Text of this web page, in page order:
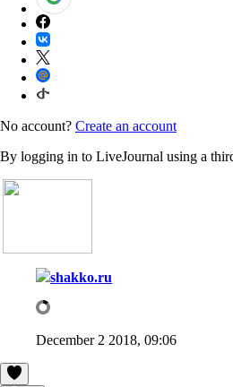
No account? Create an account
By logging in to LiveJournal using a
shakko.ru
December 2 2018, 09:06